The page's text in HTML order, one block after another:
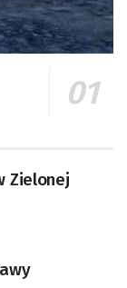
Zielonej